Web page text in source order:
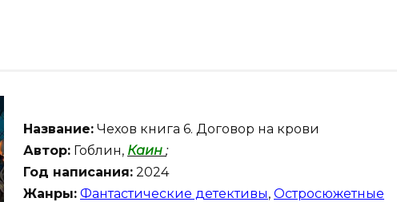
Название: Чехов книга 6. Договор на крови
Автор: Гоблин, Каин ;
Год написания: 2024
Жанры: Фантастические детективы, Остросюжетные